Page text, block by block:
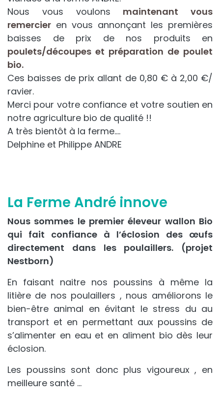
Nous vous voulons maintenant vous
remercier en vous annonçant les premières
baisses de prix de nos produits en
poulets/découpes et préparation de poulet
bio.
Ces baisses de prix allant de 0,80 € à 2,00 €/
ravier.
Merci pour votre confiance et votre soutien en
notre agriculture bio de qualité !!
A très bientôt à la ferme….
Delphine et Philippe ANDRE
La Ferme André innove
Nous sommes le premier éleveur wallon Bio
qui fait confiance à l’éclosion des œufs
directement dans les poulaillers. (projet
Nestborn)
En faisant naitre nos poussins à même la
litière de nos poulaillers , nous améliorons le
bien-être animal en évitant le stress du au
transport et en permettant aux poussins de
s’alimenter en eau et en aliment bio dès leur
éclosion.
Les poussins sont donc plus vigoureux , en
meilleure santé …